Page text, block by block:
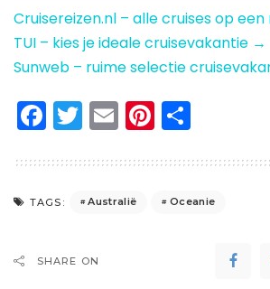
Cruisereizen.nl – alle cruises op een
TUI – kies je ideale cruisevakantie →
Sunweb – ruime selectie
Facebook
Twitter
EmailPinterest
TAGS: Australië Oceanie
SHARE ON